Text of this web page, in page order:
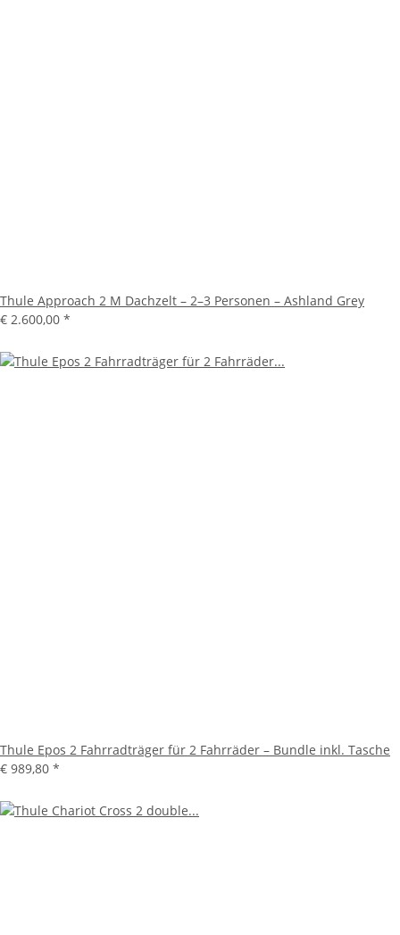
Thule Approach 2 M Dachzelt – 2–3 Personen – Ashland Grey
€ 2.600,00 *
Thule Epos 2 Fahrradträger für 2 Fahrräder – Bundle inkl. Tasche
€ 989,80 *